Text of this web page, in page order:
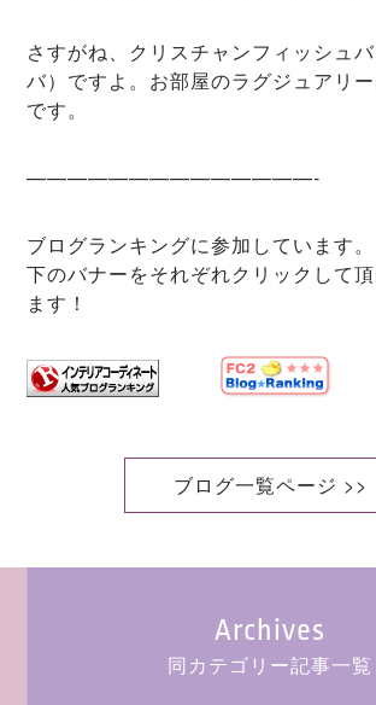
さすがね、クリスチャンフィッシュ
バ）ですよ。お部屋のラグジュアリ
です。
——————————————-
ブログランキングに参加しています。
下のバナーをそれぞれクリックして
ます！
ブログ一覧ページ >>
Archives
同カテゴリー記事一覧